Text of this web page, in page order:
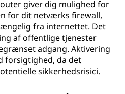
giver dig mulighed for
for dit netværks firewall,
fra internettet. Det
af offentlige tjenester
adgang. Aktivering
forsigtighed, da det
sikkerhedsrisici.